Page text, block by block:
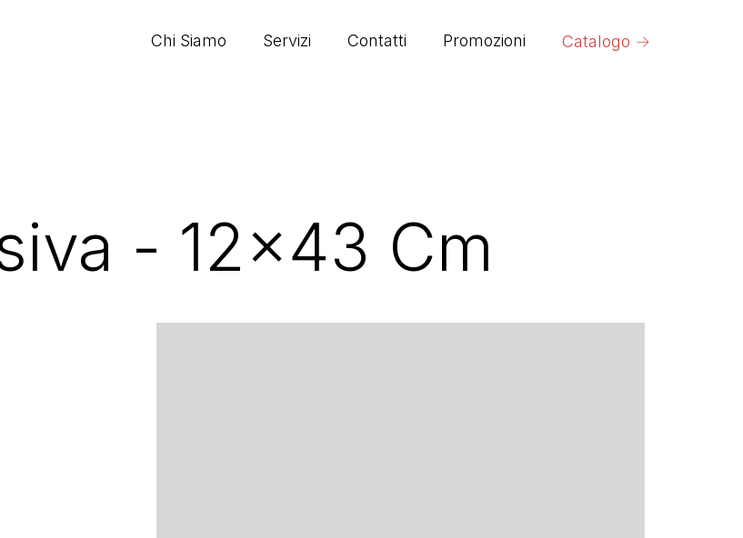
Chi Siamo Servizi Contatti Promozioni Catalogo →
- 12x43 Cm